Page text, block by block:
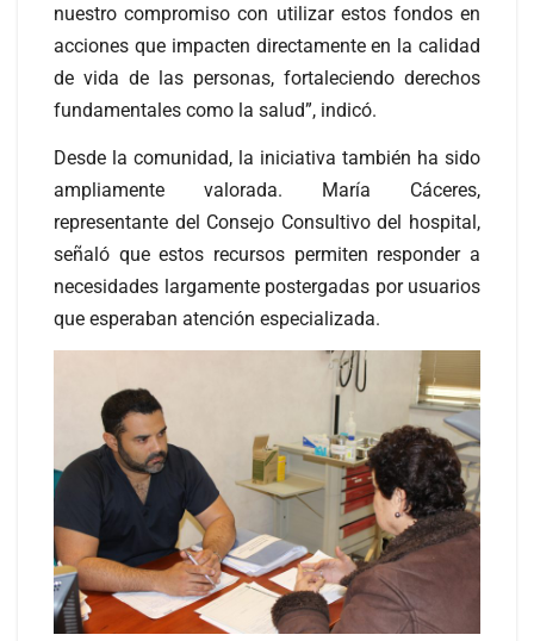
nuestro compromiso con utilizar estos fondos en
acciones que impacten directamente en la calidad
de vida de las personas, fortaleciendo derechos
fundamentales como la salud”, indicó.
Desde la comunidad, la iniciativa también ha sido
ampliamente valorada. María Cáceres,
representante del Consejo Consultivo del hospital,
señaló que estos recursos permiten responder a
necesidades largamente postergadas por usuarios
que esperaban atención especializada.